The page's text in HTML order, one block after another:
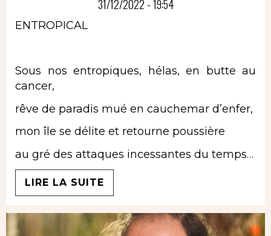
31/12/2022 - 19:54
ENTROPICAL
Sous nos entropiques, hélas, en butte au
cancer,
rêve de paradis mué en cauchemar d’enfer,
mon île se délite et retourne poussière
au gré des attaques incessantes du temps…
LIRE LA SUITE